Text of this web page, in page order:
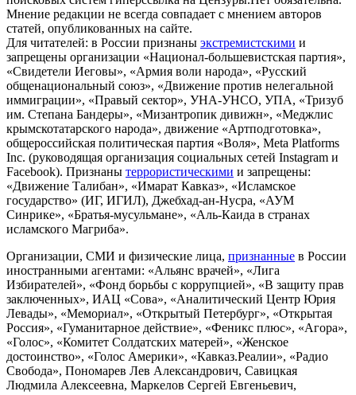
Мнение редакции не всегда совпадает с мнением авторов
статей, опубликованных на сайте.
Для читателей: в России признаны экстремистскими и
запрещены организации «Национал-большевистская партия»,
«Свидетели Иеговы», «Армия воли народа», «Русский
общенациональный союз», «Движение против нелегальной
иммиграции», «Правый сектор», УНА-УНСО, УПА, «Тризуб
им. Степана Бандеры», «Мизантропик дивижн», «Меджлис
крымскотатарского народа», движение «Артподготовка»,
общероссийская политическая партия «Воля», Meta Platforms
Inc. (руководящая организация социальных сетей Instagram и
Facebook). Признаны террористическими и запрещены:
«Движение Талибан», «Имарат Кавказ», «Исламское
государство» (ИГ, ИГИЛ), Джебхад-ан-Нусра, «АУМ
Синрике», «Братья-мусульмане», «Аль-Каида в странах
исламского Магриба».
Организации, СМИ и физические лица, признанные в России
иностранными агентами: «Альянс врачей», «Лига
Избирателей», «Фонд борьбы с коррупцией», «В защиту прав
заключенных», ИАЦ «Сова», «Аналитический Центр Юрия
Левады», «Мемориал», «Открытый Петербург», «Открытая
Россия», «Гуманитарное действие», «Феникс плюс», «Агора»,
«Голос», «Комитет Солдатских матерей», «Женское
достоинство», «Голос Америки», «Кавказ.Реалии», «Радио
Свобода», Пономарев Лев Александрович, Савицкая
Людмила Алексеевна, Маркелов Сергей Евгеньевич,